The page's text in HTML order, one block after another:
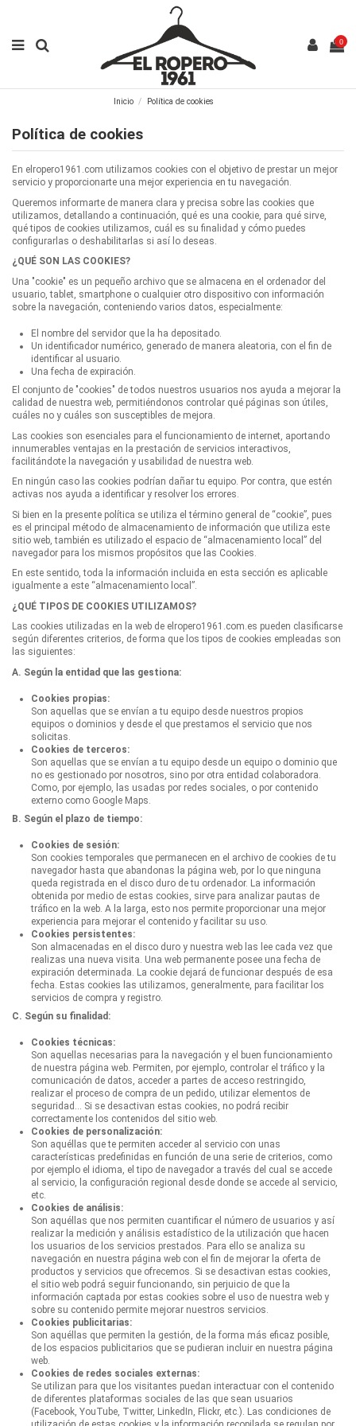
0
Inicio Política de cookies
Política de cookies
En elropero1961.com utilizamos cookies con el objetivo de prestar un mejor
servicio y proporcionarte una mejor experiencia en tu navegación.
Queremos informarte de manera clara y precisa sobre las cookies que
utilizamos, detallando a continuación, qué es una cookie, para qué sirve,
qué tipos de cookies utilizamos, cuál es su finalidad y cómo puedes
configurarlas o deshabilitarlas si así lo deseas.
¿QUÉ SON LAS COOKIES?
Una "cookie" es un pequeño archivo que se almacena en el ordenador del
usuario, tablet, smartphone o cualquier otro dispositivo con información
sobre la navegación, conteniendo varios datos, especialmente:
El nombre del servidor que la ha depositado.
Un identificador numérico, generado de manera aleatoria, con el fin de
identificar al usuario.
Una fecha de expiración.
El conjunto de "cookies" de todos nuestros usuarios nos ayuda a mejorar la
calidad de nuestra web, permitiéndonos controlar qué páginas son útiles,
cuáles no y cuáles son susceptibles de mejora.
Las cookies son esenciales para el funcionamiento de internet, aportando
innumerables ventajas en la prestación de servicios interactivos,
facilitándote la navegación y usabilidad de nuestra web.
En ningún caso las cookies podrían dañar tu equipo. Por contra, que estén
activas nos ayuda a identificar y resolver los errores.
Si bien en la presente política se utiliza el término general de “cookie”, pues
es el principal método de almacenamiento de información que utiliza este
sitio web, también es utilizado el espacio de “almacenamiento local” del
navegador para los mismos propósitos que las Cookies.
En este sentido, toda la información incluida en esta sección es aplicable
igualmente a este “almacenamiento local”.
¿QUÉ TIPOS DE COOKIES UTILIZAMOS?
Las cookies utilizadas en la web de elropero1961.com.es pueden clasificarse
según diferentes criterios, de forma que los tipos de cookies empleadas son
las siguientes:
A. Según la entidad que las gestiona:
Cookies propias:
Son aquellas que se envían a tu equipo desde nuestros propios
equipos o dominios y desde el que prestamos el servicio que nos
solicitas.
Cookies de terceros:
Son aquellas que se envían a tu equipo desde un equipo o dominio que
no es gestionado por nosotros, sino por otra entidad colaboradora.
Como, por ejemplo, las usadas por redes sociales, o por contenido
externo como Google Maps.
B. Según el plazo de tiempo:
Cookies de sesión:
Son cookies temporales que permanecen en el archivo de cookies de tu
navegador hasta que abandonas la página web, por lo que ninguna
queda registrada en el disco duro de tu ordenador. La información
obtenida por medio de estas cookies, sirve para analizar pautas de
tráfico en la web. A la larga, esto nos permite proporcionar una mejor
experiencia para mejorar el contenido y facilitar su uso.
Cookies persistentes:
Son almacenadas en el disco duro y nuestra web las lee cada vez que
realizas una nueva visita. Una web permanente posee una fecha de
expiración determinada. La cookie dejará de funcionar después de esa
fecha. Estas cookies las utilizamos, generalmente, para facilitar los
servicios de compra y registro.
C. Según su finalidad:
Cookies técnicas:
Son aquellas necesarias para la navegación y el buen funcionamiento
de nuestra página web. Permiten, por ejemplo, controlar el tráfico y la
comunicación de datos, acceder a partes de acceso restringido,
realizar el proceso de compra de un pedido, utilizar elementos de
seguridad… Si se desactivan estas cookies, no podrá recibir
correctamente los contenidos del sitio web.
Cookies de personalización:
Son aquéllas que te permiten acceder al servicio con unas
características predefinidas en función de una serie de criterios, como
por ejemplo el idioma, el tipo de navegador a través del cual se accede
al servicio, la configuración regional desde donde se accede al servicio,
etc.
Cookies de análisis:
Son aquéllas que nos permiten cuantificar el número de usuarios y así
realizar la medición y análisis estadístico de la utilización que hacen
los usuarios de los servicios prestados. Para ello se analiza su
navegación en nuestra página web con el fin de mejorar la oferta de
productos y servicios que ofrecemos. Si se desactivan estas cookies,
el sitio web podrá seguir funcionando, sin perjuicio de que la
información captada por estas cookies sobre el uso de nuestra web y
sobre su contenido permite mejorar nuestros servicios.
Cookies publicitarias:
Son aquéllas que permiten la gestión, de la forma más eficaz posible,
de los espacios publicitarios que se pudieran incluir en nuestra página
web.
Cookies de redes sociales externas:
Se utilizan para que los visitantes puedan interactuar con el contenido
de diferentes plataformas sociales de las que sean usuarios
(Facebook, YouTube, Twitter, LinkedIn, Flickr, etc.). Las condiciones de